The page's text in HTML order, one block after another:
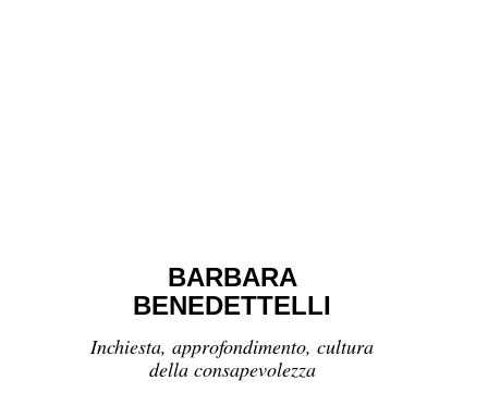
BARBARA
BENEDETTELLI
Inchiesta, approfondimento, cultura
della consapevolezza